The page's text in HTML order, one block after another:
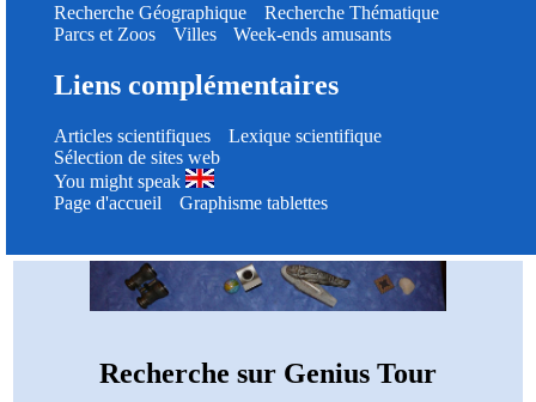
Recherche Géographique
Recherche Thématique
Parcs et Zoos
Villes Week-ends amusants
Liens complémentaires
Articles scientifiques
Lexique scientifique
Sélection de sites web
You might speak
Page d'accueil
Graphisme tablettes
Recherche sur Genius Tour